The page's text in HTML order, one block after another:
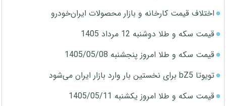
اختلاف قیمت کارخانه و بازار محصولات ایران‌خودرو
قیمت سکه و طلا دوشنبه 12 مرداد 1405
قیمت سکه و طلا امروز پنجشنبه 1405/05/08
تویوتا bZ5 برای نخستین بار وارد بازار ایران می‌شود
قیمت سکه و طلا امروز یکشنبه 1405/05/11